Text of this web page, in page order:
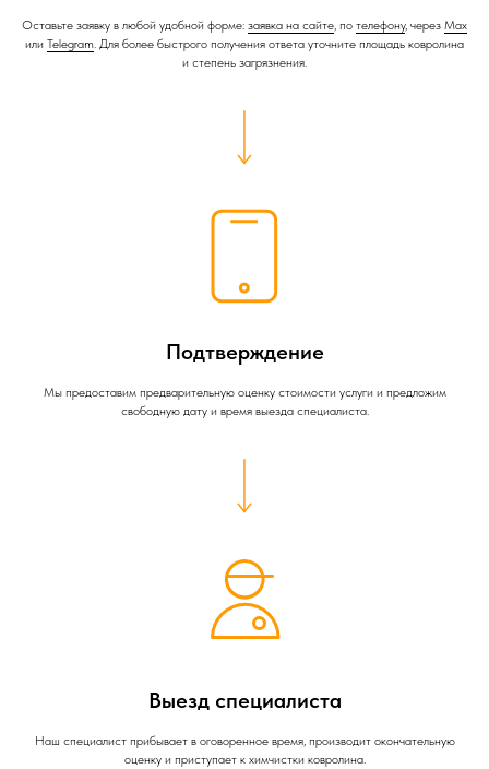
Оставьте заявку в любой удобной форме: заявка на сайте, по телефону, через Max
или Telegram. Для более быстрого получения ответа уточните площадь ковролина
и степень загрязнения.
Подтверждение
Мы предоставим предварительную оценку стоимости услуги и предложим
свободную дату и время выезда специалиста.
Выезд специалиста
Наш специалист прибывает в оговоренное время, производит окончательную
оценку и приступает к химчистки ковролина.